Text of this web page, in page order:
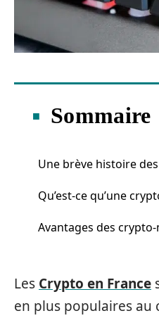
Sommaire
Une brève histoire
Qu’est-ce qu’une
Avantages des
Les Crypto en France
en plus populaires au